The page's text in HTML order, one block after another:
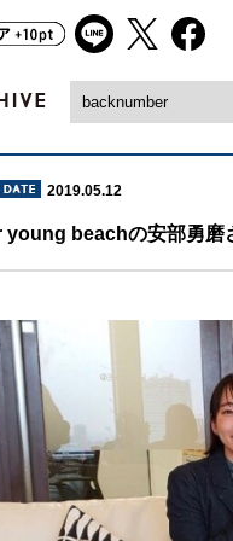
2019.05.12
young beachの安部勇磨